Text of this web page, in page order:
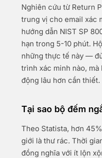
Nghiên cứu từ Return
trung vị cho email xác
hướng dẫn NIST SP
hạn trong 5-10 phút.
những thực tế này —
trình xác minh nào,
động lâu hơn cần thiết.
Tại sao bộ đếm
Theo Statista, hơn
giới là thư rác. Thời
đồng nghĩa với ít lộn